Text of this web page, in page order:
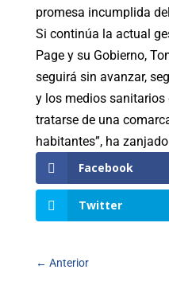
promesa incumplida
Si continúa la actual
Page y su Gobierno,
seguirá sin avanzar,
y los medios sanitarios
tratarse de una
habitantes”, ha
Facebook
Twitter
← Anterior